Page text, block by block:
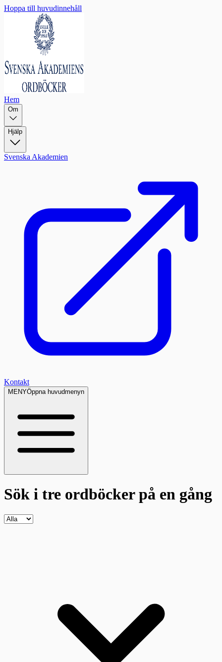
Hoppa till huvudinnehåll
Hem
Om
Hjälp
Svenska Akademien
Kontakt
MENYÖppna huvudmenyn
Sök i tre ordböckerpå en gång